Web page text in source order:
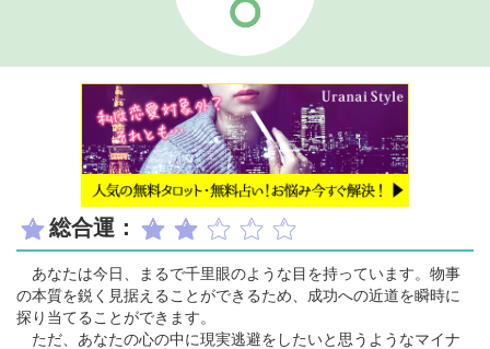
総合運：
あなたは今日、まるで千里眼のような目を持っています。物事
の本質を鋭く見据えることができるため、成功への近道を瞬時に
探り当てることができます。
ただ、あなたの心の中に現実逃避をしたいと思うようなマイナ